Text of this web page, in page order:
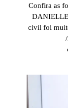
Confira as
DANIELLE
civil foi